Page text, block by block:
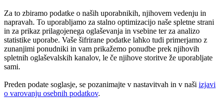
Za to zbiramo podatke o naših uporabnikih, njihovem vedenju in
napravah. To uporabljamo za stalno optimizacijo naše spletne strani
in za prikaz prilagojenega oglaševanja in vsebine ter za analizo
statistike uporabe. Vaše šifrirane podatke lahko tudi primerjamo z
zunanjimi ponudniki in vam prikažemo ponudbe prek njihovih
spletnih oglaševalskih kanalov, le če njihove storitve že uporabljate
sami.
Preden podate soglasje, se pozanimajte v nastavitvah in v naši izjavi
o varovanju osebnih podatkov.